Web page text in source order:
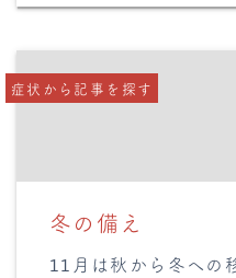
冬の備え
11月は秋から冬への
症状から記事を探す